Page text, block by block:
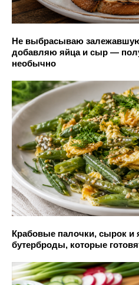
Не выбрасываю
добавляю яйца и сыр —
необычно
Крабовые палочки, сырок и
бутерброды, которые